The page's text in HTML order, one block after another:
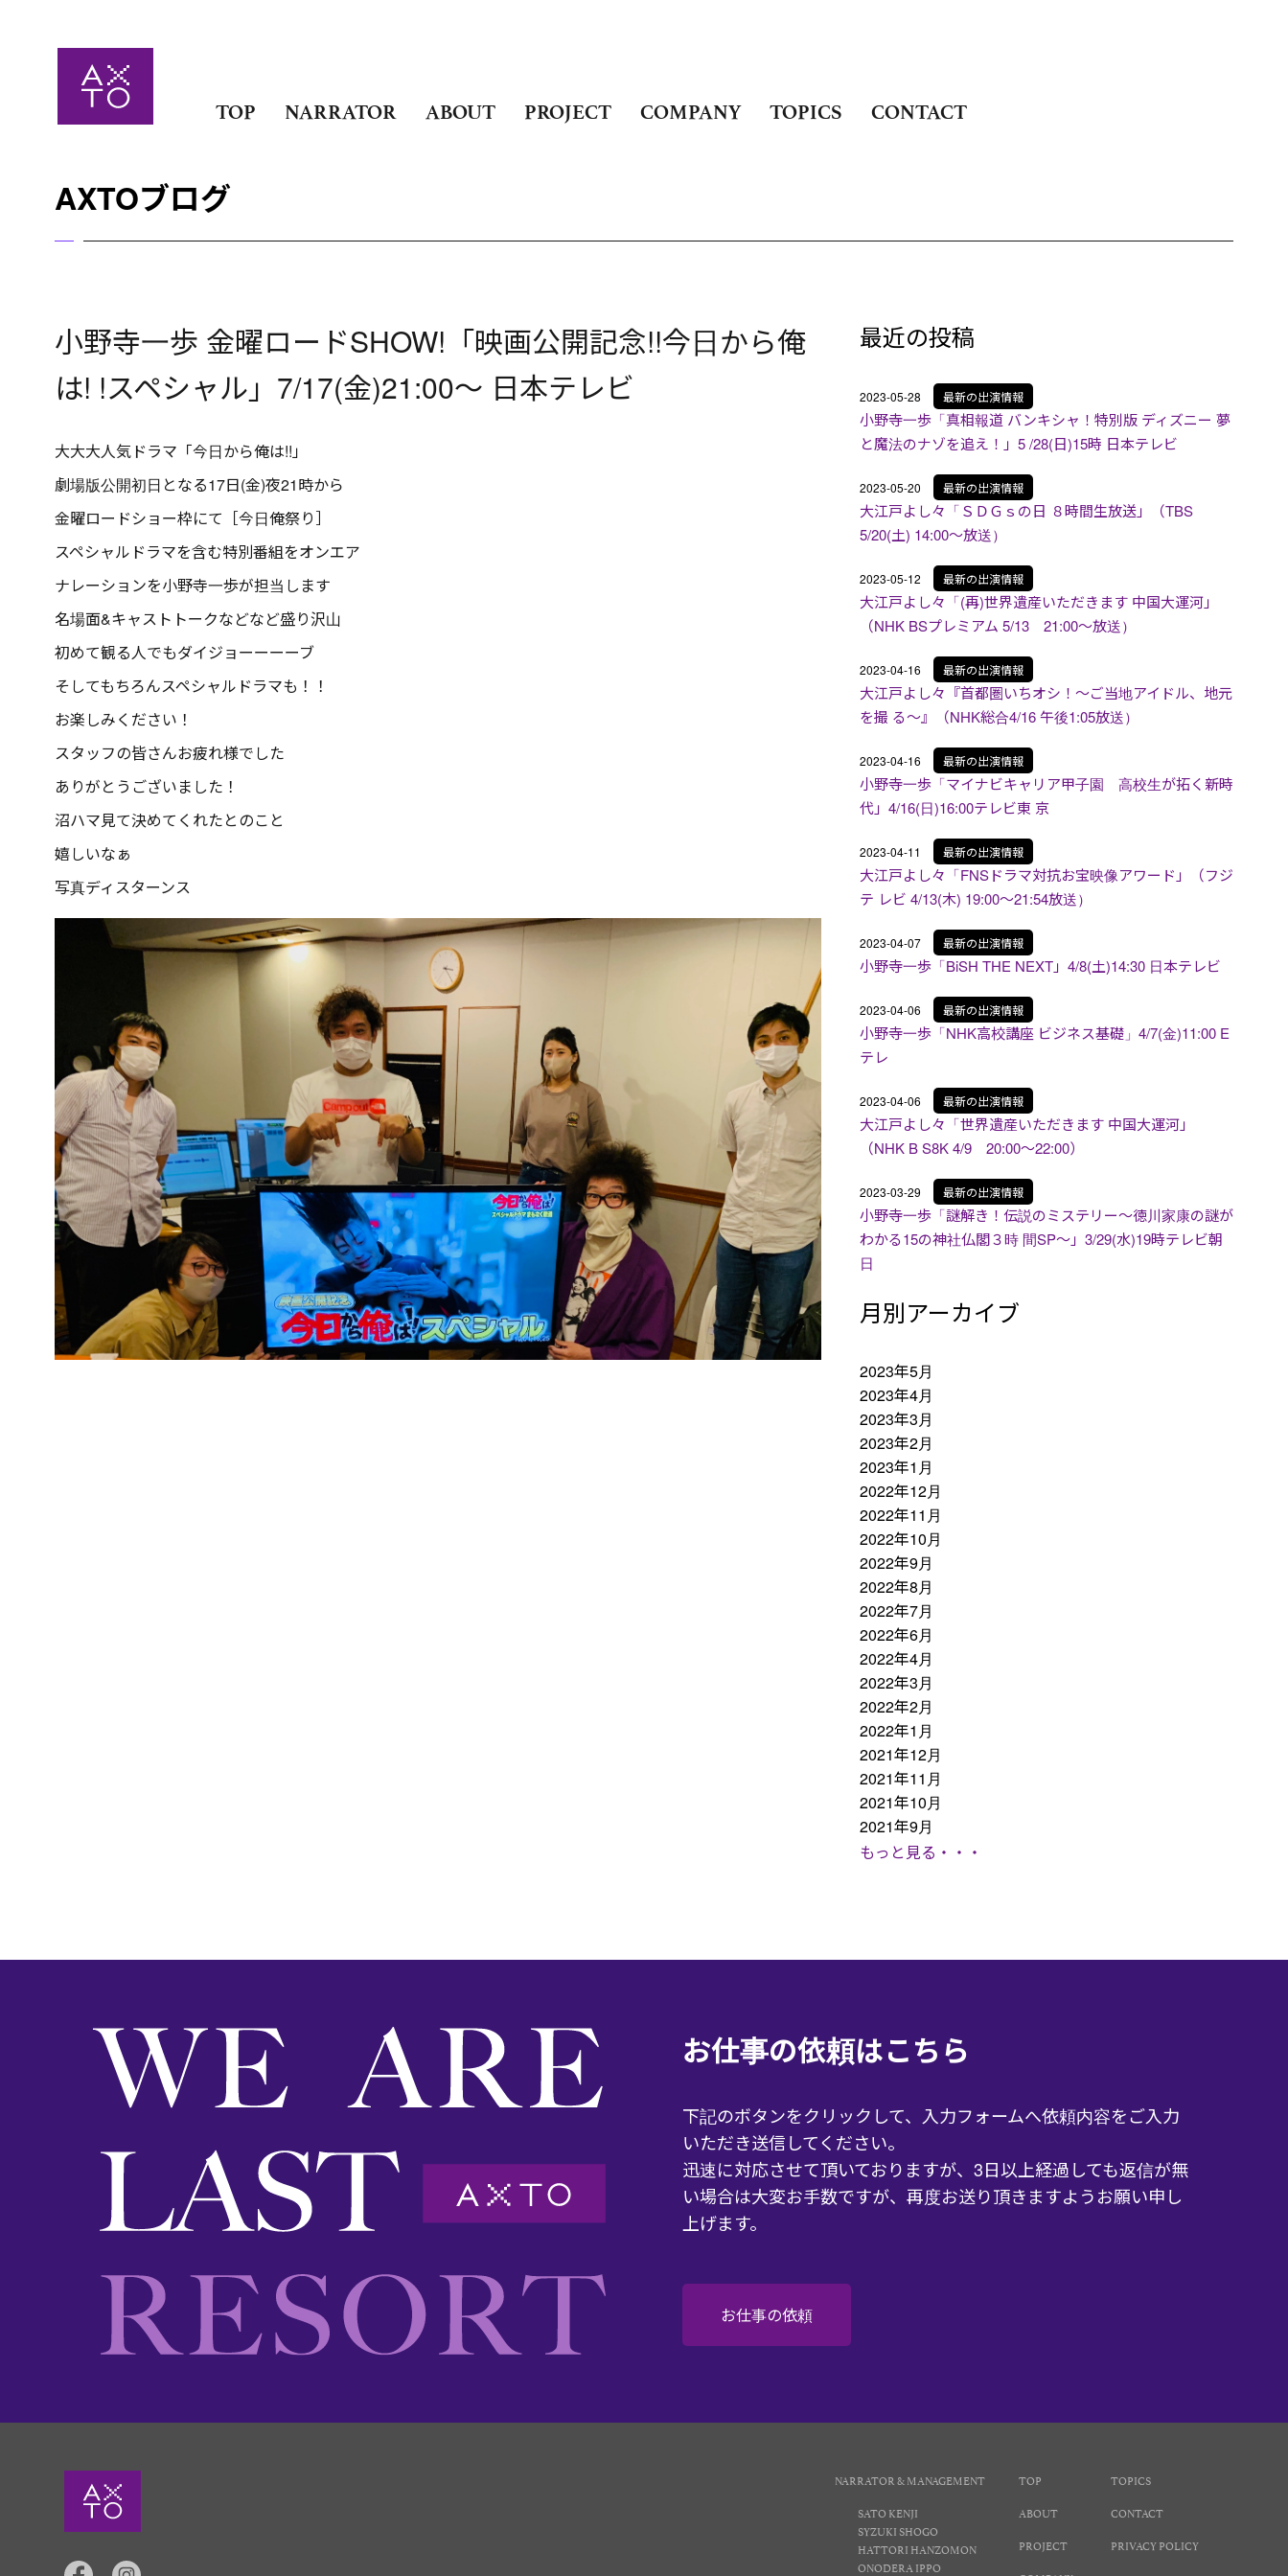
TOP NARRATOR ABOUT PROJECT COMPANY TOPICS CONTACT
AXTOブログ
小野寺一歩 金曜ロードSHOW!「映画公開記念!!今日から俺
は! !スペシャル」7/17(金)21:00〜 日本テレビ
大大大人気ドラマ「今日から俺は!!」
劇場版公開初日となる17日(金)夜21時から
金曜ロードショー枠にて［今日俺祭り］
スペシャルドラマを含む特別番組をオンエア
ナレーションを小野寺一歩が担当します
名場面&キャストトークなどなど盛り沢山
初めて観る人でもダイジョーーーーブ
そしてもちろんスペシャルドラマも！！
お楽しみください！
スタッフの皆さんお疲れ様でした
ありがとうございました！
沼ハマ見て決めてくれたとのこと
嬉しいなぁ
写真ディスターンス
最近の投稿
2023-05-28 最新の出演情報
小野寺一歩「真相報道 バンキシャ！特別版 ディズニー 夢
と魔法のナゾを追え！」5 /28(日)15時 日本テレビ
2023-05-20 最新の出演情報
大江戸よし々「ＳＤＧｓの日 ８時間生放送」（TBS
5/20(土) 14:00～放送）
2023-05-12 最新の出演情報
大江戸よし々「(再)世界遺産いただきます 中国大運河」
（NHK BSプレミアム 5/13 21:00～放送）
2023-04-16 最新の出演情報
大江戸よし々『首都圏いちオシ！〜ご当地アイドル、地元
を撮 る〜』（NHK総合4/16 午後1:05放送）
2023-04-16 最新の出演情報
小野寺一歩「マイナビキャリア甲子園 高校生が拓く新時
代」4/16(日)16:00テレビ東 京
2023-04-11 最新の出演情報
大江戸よし々「FNSドラマ対抗お宝映像アワード」（フジ
テ レビ 4/13(木) 19:00～21:54放送）
2023-04-07 最新の出演情報
小野寺一歩「BiSH THE NEXT」4/8(土)14:30 日本テレビ
2023-04-06 最新の出演情報
小野寺一歩「NHK高校講座 ビジネス基礎」4/7(金)11:00 E
テレ
2023-04-06 最新の出演情報
大江戸よし々「世界遺産いただきます 中国大運河」
（NHK B S8K 4/9 20:00～22:00）
2023-03-29 最新の出演情報
小野寺一歩「謎解き！伝説のミステリー～徳川家康の謎が
わかる15の神社仏閣３時 間SP～」3/29(水)19時テレビ朝
日
月別アーカイブ
2023年5月
2023年4月
2023年3月
2023年2月
2023年1月
2022年12月
2022年11月
2022年10月
2022年9月
2022年8月
2022年7月
2022年6月
2022年4月
2022年3月
2022年2月
2022年1月
2021年12月
2021年11月
2021年10月
2021年9月
もっと見る・・・
お仕事の依頼はこちら
下記のボタンをクリックして、入力フォームへ依頼内容をご入力
いただき送信してください。
迅速に対応させて頂いておりますが、3日以上経過しても返信が無
い場合は大変お手数ですが、再度お送り頂きますようお願い申し
上げます。
お仕事の依頼
NARRATOR & MANAGEMENT
SATO KENJI
SYZUKI SHOGO
HATTORI HANZOMON
ONODERA IPPO
TOP
ABOUT
PROJECT
TOPICS
CONTACT
PRIVACY POLICY